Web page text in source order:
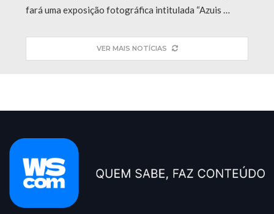
fará uma exposição fotográfica intitulada “Azuis …
VER MAIS NOTÍCIAS